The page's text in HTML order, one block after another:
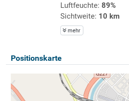
Luftfeuchte: 89%
Sichtweite: 10 km
mehr
Positionskarte